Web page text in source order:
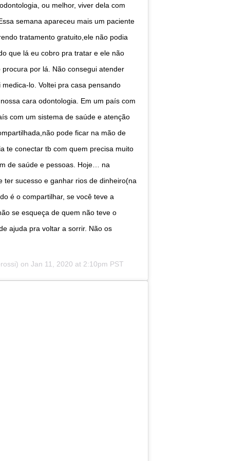
ou melhor, viver dela com
semana apareceu mais um paciente
tratamento gratuito,ele não podia
que lá eu cobro pra tratar e ele não
por lá. Não consegui atender
lo. Voltei pra casa pensando
cara odontologia. Em um país com
com um sistema de saúde e atenção
pode ficar na mão de
te conectar tb com quem precisa muito
de saúde e pessoas. Hoje… na
ter sucesso e ganhar rios de dinheiro(na
é o compartilhar, se você teve a
se esqueça de quem não teve o
ajuda pra voltar a sorrir. Não os
onJan 11, 2020 at 2:10pm PST